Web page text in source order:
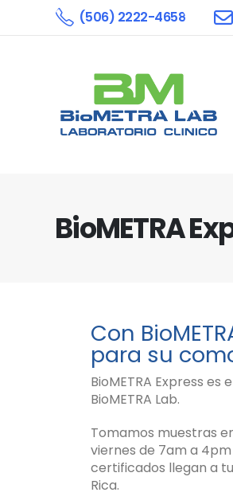
(506) 2222-4658
BioMETRA
Con
para su
BioMETRA Express
BioMETRA Lab.
Tomamos muestras
viernes de 7am a
certificados llegan a
Rica.